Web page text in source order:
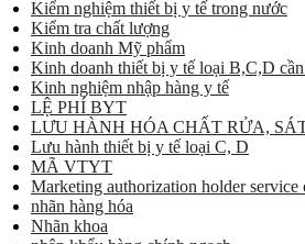
Kiểm nghiệm thiết bị y tế trong nước
Kiểm tra chất lượng
Kinh doanh Mỹ phẩm
Kinh doanh thiết bị y tế loại B,C,D
Kinh nghiệm nhập hàng y tế
LỆ PHÍ BYT
LƯU HÀNH HÓA CHẤT RỬA,
Lưu hành thiết bị y tế loại C, D
MÃ VTYT
Marketing authorization holder service
nhãn hàng hóa
Nhãn khoa